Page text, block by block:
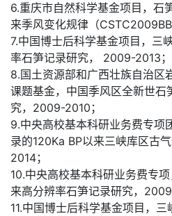
6.重庆市自然科学基金项目，石
来季风变化规律（
7.中国博士后科学基金项目，三
率石笋记录研究， 2009-2013；
8.国土资源部和广西壮族自治区
课题基金，中国季风区全新世石
究，2009-2010；
9.中央高校基本科研业务费专项
录的120Ka BP以来三峡库区古
2014；
10.中央高校基本科研业务费专
来高分辨率石笋记录研究，
11.中国博士后科学基金项目，